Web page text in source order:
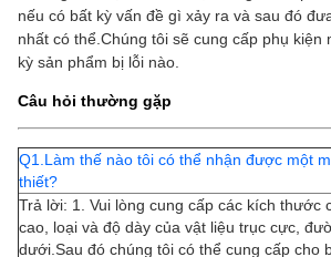
nếu có bất kỳ vấn đề gì xảy ra và sau đó
nhất có thể.Chúng tôi sẽ cung cấp phụ kiện
kỳ sản phẩm bị lỗi nào.
Câu hỏi thường gặp
Q1.Làm thế nào tôi có thể nhận được một
thiết?
Trả lời: 1. Vui lòng cung cấp các kích thước
cao, loại và độ dày của vật liệu trục cực,
dưới.Sau đó chúng tôi có thể cung cấp cho